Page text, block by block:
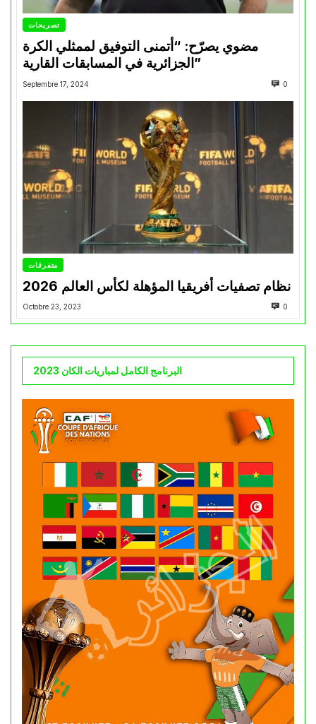
تصريحات
مضوي يصرّح: “أتمنى التوفيق لممثلي الكرة
الجزائرية في المسابقات القارية”
Septembre 17, 2024 0
متفرقات
نظام تصفيات أفريقيا المؤهلة لكأس العالم 2026
Octobre 23, 2023 0
البرنامج الكامل لمباريات الكان 2023